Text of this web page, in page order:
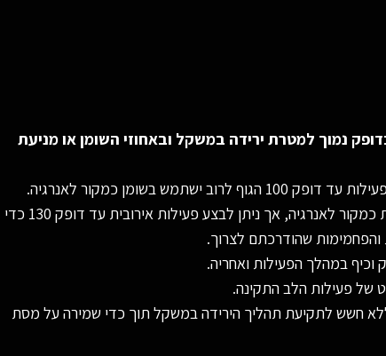
נמוך למטרת ירידה במשקל ובאחוזי השומן או מניעת
ניצול ושריפה של פחמימות / שומנים בלבד בזמן הפעילות – בפעילות עד דופק 100 הגוף לרוב ישתמש בשומן כמקור לאנרגיה.
בפעילות מעל דופק 100 הגוף לרוב יעבור להשתמש בפחמימות כמקור לאנרגיה, אך ניתן לבצע פעילות אירובית עד דופק 130 כדי
והפחמימות שהודרכתם לצרוך.
וכיף במהלך הפעילות ואחריה.
של פעילות הלב התקינה.
חשש לתקיעת תהליך הירידה במשקל תוך כדי שמירה על מסת